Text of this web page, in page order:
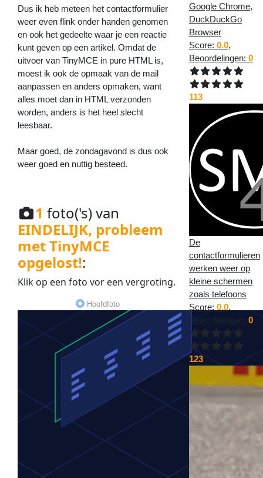
Dus ik heb meteen het contactformulier
weer even flink onder handen genomen
en ook het gedeelte waar je een reactie
kunt geven op een artikel. Omdat de
uitvoer van TinyMCE in pure HTML is,
moest ik ook de opmaak van de mail
aanpassen en anders opmaken, want
alles moet dan in HTML verzonden
worden, anders is het heel slecht
leesbaar.
Maar goed, de zondagavond is dus ook
weer goed en nuttig besteed.
1 foto('s) van
EINDELIJK, probleem
met TinyMCE
opgelost!:
Klik op eenfoto vor eenvergroting.
Hoofdfoto
Google Chrome,
DuckDuckGo
Browser
Score: 0.0,
Beoordelingen: 0
113
De
contactformulieren
werken weer op
kleine schermen
zoals telefoons
Score: 0.0,
Beoordelingen: 0
123